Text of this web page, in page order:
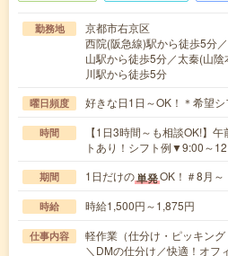
勤務地
京都市右京区
西院(阪急線)駅から徒歩5分
山駅から徒歩5分／太秦(山
川駅から徒歩5分
曜日頻度 好きな日1日～OK！＊希望
時間
【1日3時間～も相談OK!】
トあり！シフト例▼9:00～
期間 1日だけの単発OK！＃8月
時給 時給1,500円～1,875円
仕事内容
軽作業（仕分け・ピッキング
＼DMの仕分け／快適！オフ